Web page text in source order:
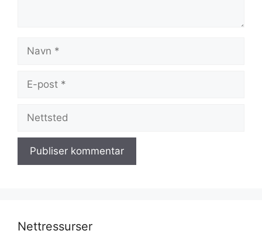
post
Nettressurser